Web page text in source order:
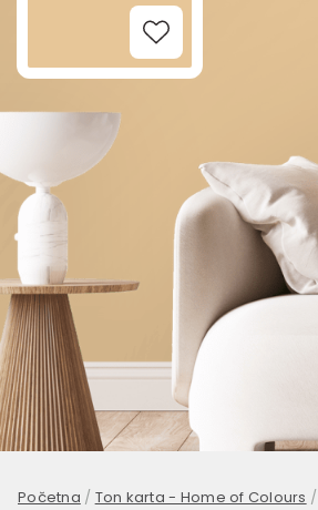
Add to Wishlist
Početna / Ton karta - Home of Colours